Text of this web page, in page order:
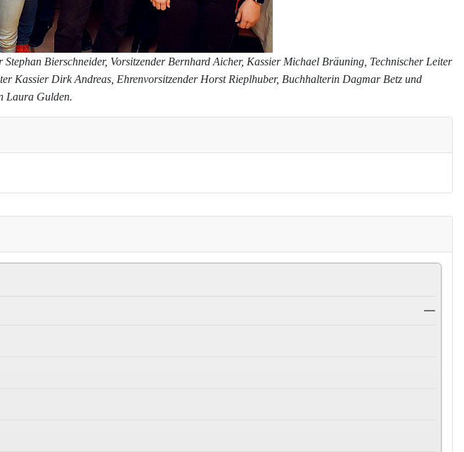
Bierschneider, Vorsitzender Bernhard Aicher, Kassier Michael Bräuning, Technischer Leiter
Kassier Dirk Andreas, Ehrenvorsitzender Horst Rieplhuber, Buchhalterin Dagmar Betz und
Laura Gulden.